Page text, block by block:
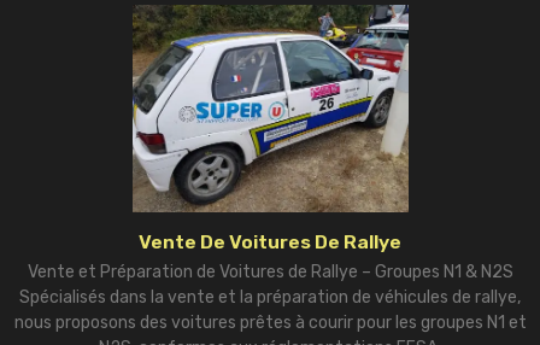
Vente De Voitures De Rallye
Vente et Préparation de Voitures de Rallye – Groupes N1 & N2S
Spécialisés dans la vente et la préparation de véhicules de rallye,
nous proposons des voitures prêtes à courir pour les groupes N1 et